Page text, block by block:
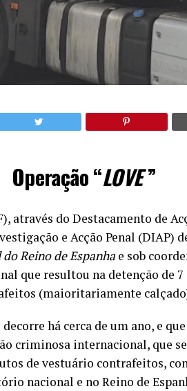
Operação “LOVE”
através do Destacamento de
e Acção Penal (DIAP)
Reino de Espanha e sob
que resultou na detenção de
(maioritariamente
há cerca de um ano, e
criminosa internacional, que
de vestuário contrafeitos,
nacional e no Reino de